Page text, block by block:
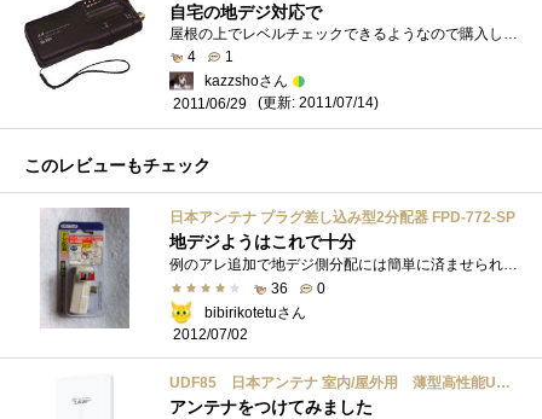
自宅の地デジ対応で
4
1
kazzshoさん
2011/06/29
(更新: 2011/07/14)
このレビューもチェック
日本アンテナ プラグ差し込み型2分配器 FPD-772-SP
地デジようはこれで十分
例のアレ追加で地デジ側分配には簡単に済ませられるコレを選択。うちではレゴのように合体しておりますｗ今のところそういった使い方でも問�...
36
0
bibirikotetuさん
2012/07/02
UDF85 日本アンテナ 室内/屋外用 薄型高性能UHFアンテナ
アンテナをつけてみました